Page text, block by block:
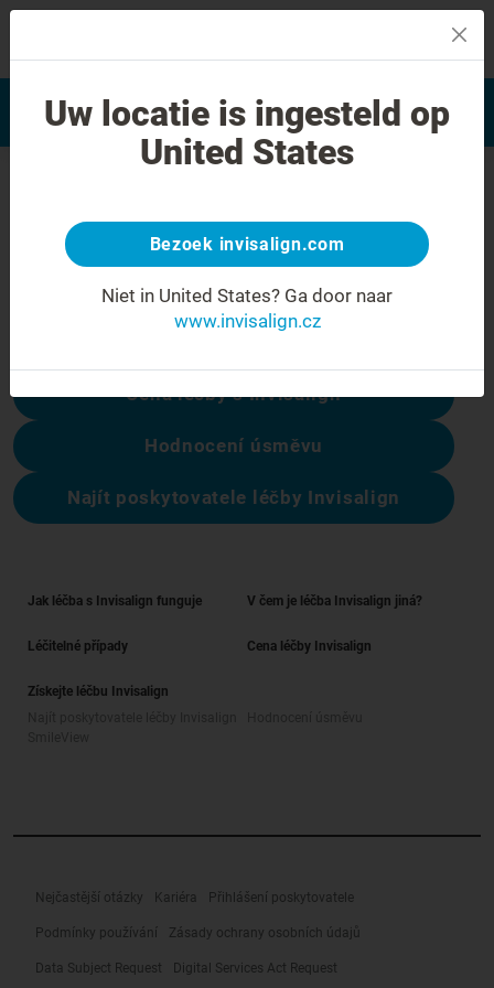
Hodnocení úsměvu
Najít poskytovatele léčby
Invisalign
Chyba 404
Přestaňte se mračit
Tato stránka není k dispozici, ale ostatní
Cena léčby s Invisalign
Hodnocení úsměvu
Najít poskytovatele léčby Invisalign
Jak léčba s Invisalign funguje V čem je léčba Invisalign jiná?
Léčitelné případy Cena léčby Invisalign
Získejte léčbu Invisalign
Nejčastější otázky Kariéra Přihlášení poskytovatele
Podmínky používání Zásady ochrany osobních údajů
Data Subject Request Digital Services Act Request
Uw locatie is ingesteld op
United States
Bezoek invisalign.com
Niet in United States? Ga door naar
www.invisalign.cz